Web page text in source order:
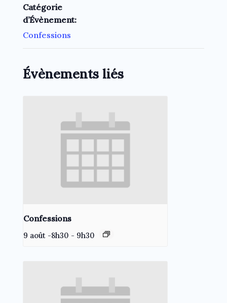
Catégorie
d’Évènement:
Confessions
Évènements liés
Confessions
9 août -8h30 - 9h30